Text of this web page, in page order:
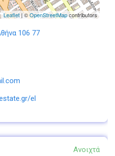
Leaflet | ©OpenStreetMapcontributors
106 77
el
Ανοιχτά